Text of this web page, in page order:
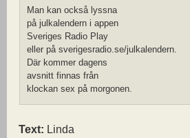
Man kan också lyssna
på julkalendern i appen
Sveriges Radio Play
eller på sverigesradio.se/julkalendern.
Där kommer dagens
avsnitt finnas från
klockan sex på morgonen.
Text: Linda